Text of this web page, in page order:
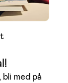
med på